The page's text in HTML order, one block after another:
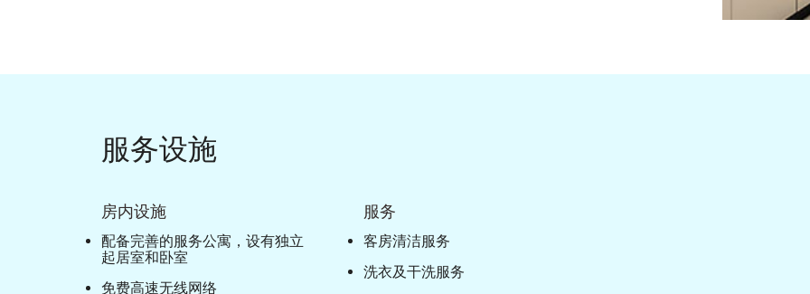
服务设施
房内设施
配备完善的服务公寓，设有独立
起居室和卧室
免费高速无线网络
服务
客房清洁服务
洗衣及干洗服务